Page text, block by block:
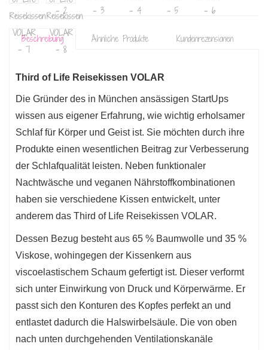
Beschreibung Ähnliche Produkte Kundenrezensionen
Third of Life Reisekissen VOLAR
Die Gründer des in München ansässigen StartUps
wissen aus eigener Erfahrung, wie wichtig erholsamer
Schlaf für Körper und Geist ist. Sie möchten durch ihre
Produkte einen wesentlichen Beitrag zur Verbesserung
der Schlafqualität leisten. Neben funktionaler
Nachtwäsche und veganen Nährstoffkombinationen
haben sie verschiedene Kissen entwickelt, unter
anderem das Third of Life Reisekissen VOLAR.
Dessen Bezug besteht aus 65 % Baumwolle und 35 %
Viskose, wohingegen der Kissenkern aus
viscoelastischem Schaum gefertigt ist. Dieser verformt
sich unter Einwirkung von Druck und Körperwärme. Er
passt sich den Konturen des Kopfes perfekt an und
entlastet dadurch die Halswirbelsäule. Die von oben
nach unten durchgehenden Ventilationskanäle